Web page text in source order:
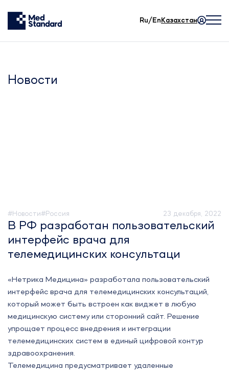
Ru/En Казахстан
Новости
#Новости#Россия 23 декабря, 2022
В РФ разработан пользовательский
интерфейс врача для
телемедицинских консультаци
«Нетрика Медицина» разработала пользовательский
интерфейс врача для телемедицинских консультаций,
который может быть встроен как виджет в любую
медицинскую систему или сторонний сайт. Решение
упрощает процесс внедрения и интеграции
телемедицинских систем в единый цифровой контур
здравоохранения.
Телемедицина предусматривает удаленные